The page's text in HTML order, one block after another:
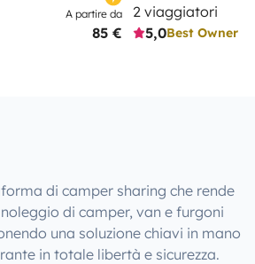
A partire da
85 €
2 viaggiatori
5,0Best Owner
di camper sharing che rende
di camper, van e furgoni
una soluzione chiavi in mano
in totale libertà e sicurezza.